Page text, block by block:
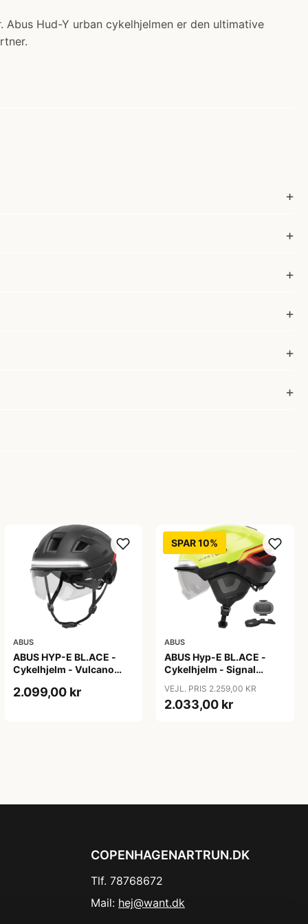
Hud-Y urban cykelhjelmen er den ultimative
ABUS
ABUS HYP-E BL.ACE -
Cykelhjelm - Vulcano
2.099,00 kr
SPAR 10%
ABUS
ABUS Hyp-E BL.ACE -
Cykelhjelm - Signal
VEJL. PRIS 2.259,00 KR
2.033,00 kr
COPENHAGENARTRUN.DK
Tlf. 78768672
Mail: hej@want.dk